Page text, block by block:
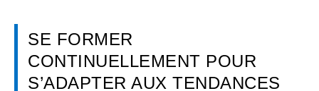
SE FORMER
CONTINUELLEMENT POUR
S’ADAPTER AUX TENDANCES